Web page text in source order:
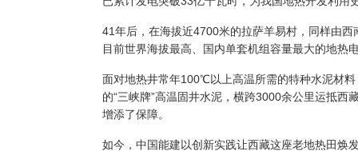
41年后，在海拔近4700米的拉萨羊易村，同样由
目前世界海拔最高、国内单套机组容量最大的地热
面对地热井常年100℃以上高温所需的特种水泥材
的“三峡牌”高温固井水泥，横跨3000余公里运抵西
增添了保障。
如今， 中国能建以创新实践让西藏这座老地热田焕